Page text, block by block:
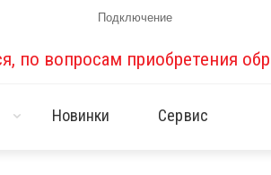
Подключение
по вопросам приобретения
Новинки Сервис